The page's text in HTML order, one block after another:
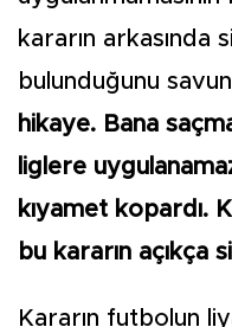
kararın arkasında
bulunduğunu
hikaye. Bana
liglere
kıyamet kopardı.
bu kararın açıkça
Kararın futbolun